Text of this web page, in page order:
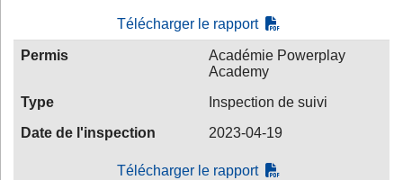
Télécharger le rapport
Permis
Académie Powerplay
Academy
Type
Inspection de suivi
Date de l'inspection
2023-04-19
Télécharger le rapport